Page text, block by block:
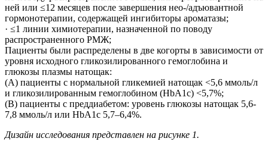
ней или ≤12 месяцев после завершения нео-/адъювантной
гормонотерапии, содержащей ингибиторы ароматазы;
· ≤1 линии химиотерапии, назначенной по поводу
распространенного РМЖ;
Пациенты были распределены в две когорты в зависимости от
уровня исходного гликозилированного гемоглобина и
глюкозы плазмы натощак:
(A) пациенты с нормальной гликемией натощак <5,6 ммоль/л
и гликозилированным гемоглобином (HbA1c) <5,7%;
(B) пациенты с преддиабетом: уровень глюкозы натощак 5,6-
7,8 ммоль/л или HbA1c 5,7–6,4%.
Дизайн исследования представлен на рисунке 1.